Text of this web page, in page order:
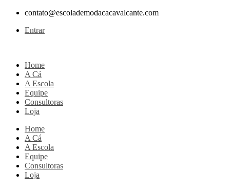
contato@escolademodacacavalcante.com
Entrar
Home
A Cá
A Escola
Equipe
Consultoras
Loja
Home
A Cá
A Escola
Equipe
Consultoras
Loja